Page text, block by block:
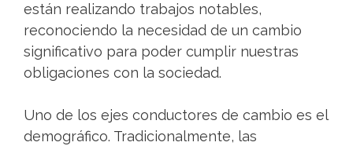
están realizando trabajos notables,
reconociendo la necesidad de un cambio
significativo para poder cumplir nuestras
obligaciones con la sociedad.
Uno de los ejes conductores de cambio es el
demográfico. Tradicionalmente, las